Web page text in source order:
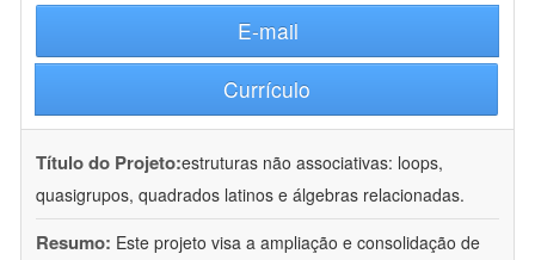
E-mail
Currículo
Título do Projeto:estruturas não associativas: loops,
quasigrupos, quadrados latinos e álgebras relacionadas.
Resumo: Este projeto visa a ampliação e consolidação de